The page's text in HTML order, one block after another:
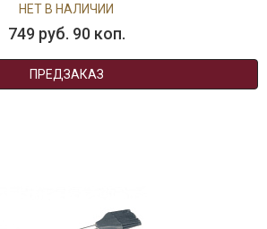
НЕТ В НАЛИЧИИ
749 руб. 90 коп.
ПРЕДЗАКАЗ